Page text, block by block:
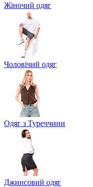
Жіночий одяг
Чоловічий одяг
Одяг з Туреччини
Джинсовий одяг